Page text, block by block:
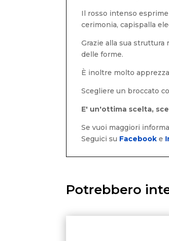
Il rosso intenso
cerimonia, capispalla
Grazie alla sua
delle forme.
È inoltre molto
Scegliere un broccato
E' un'ottima scelta,
Se vuoi maggiori
Seguici su Facebook e
Potrebbero